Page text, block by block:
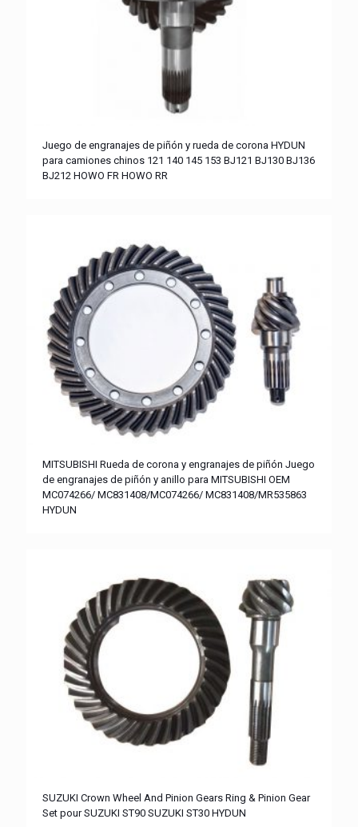
Juego de engranajes de piñón y rueda de corona HYDUN
para camiones chinos 121 140 145 153 BJ121 BJ130 BJ136
BJ212 HOWO FR HOWO RR
MITSUBISHI Rueda de corona y engranajes de piñón Juego
de engranajes de piñón y anillo para MITSUBISHI OEM
MC074266/ MC831408/MC074266/ MC831408/MR535863
HYDUN
SUZUKI Crown Wheel And Pinion Gears Ring & Pinion Gear
Set pour SUZUKI ST90 SUZUKI ST30 HYDUN